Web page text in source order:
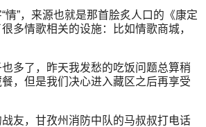
情”，来源也就是那首脍炙人口的《康定
多情歌相关的设施：比如情歌商城，
多了，昨天我发愁的吃饭问题总算稍
，但是我们决心进入藏区之后再享受
友，甘孜州消防中队的马叔叔打电话